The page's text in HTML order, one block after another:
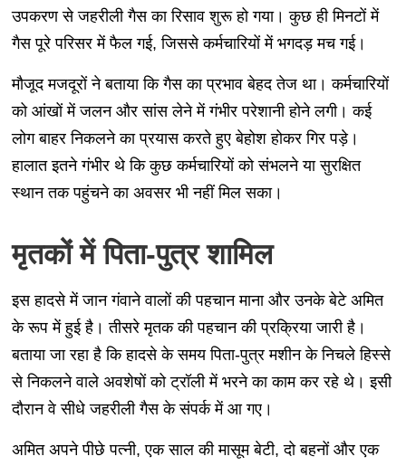
उपकरण से जहरीली गैस का रिसाव शुरू हो गया। कुछ ही मिनटों में
गैस पूरे परिसर में फैल गई, जिससे कर्मचारियों में भगदड़ मच गई।
मौजूद मजदूरों ने बताया कि गैस का प्रभाव बेहद तेज था। कर्मचारियों
को आंखों में जलन और सांस लेने में गंभीर परेशानी होने लगी। कई
लोग बाहर निकलने का प्रयास करते हुए बेहोश होकर गिर पड़े।
हालात इतने गंभीर थे कि कुछ कर्मचारियों को संभलने या सुरक्षित
स्थान तक पहुंचने का अवसर भी नहीं मिल सका।
मृतकों में पिता-पुत्र शामिल
इस हादसे में जान गंवाने वालों की पहचान माना और उनके बेटे अमित
के रूप में हुई है। तीसरे मृतक की पहचान की प्रक्रिया जारी है।
बताया जा रहा है कि हादसे के समय पिता-पुत्र मशीन के निचले हिस्से
से निकलने वाले अवशेषों को ट्रॉली में भरने का काम कर रहे थे। इसी
दौरान वे सीधे जहरीली गैस के संपर्क में आ गए।
अमित अपने पीछे पत्नी, एक साल की मासूम बेटी, दो बहनों और एक